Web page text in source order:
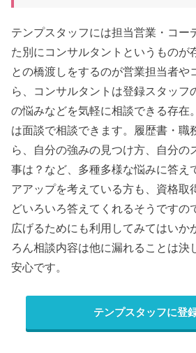
テンプスタッフには担当営業・コー
た別にコンサルタントというものが
との橋渡しをするのが営業担当者や
ら、コンサルタントは登録スタッフ
の悩みなどを気軽に相談できる存在
は面談で相談できます。履歴書・職
ら、自分の強みの見つけ方、自分の
事は？など、多種多様な悩みに答え
アアップを考えている方も、資格取
どいろいろ答えてくれるそうですの
広げるためにも利用してみてはいか
ろん相談内容は他に漏れることは決
安心です。
テンプスタッフに登